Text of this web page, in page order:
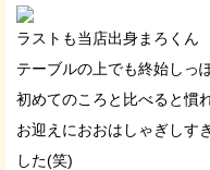
ラストも当店出身まろくん
テーブルの上でも終始しっ
初めてのころと比べると慣
お迎えにおおはしゃぎしす
した(笑)